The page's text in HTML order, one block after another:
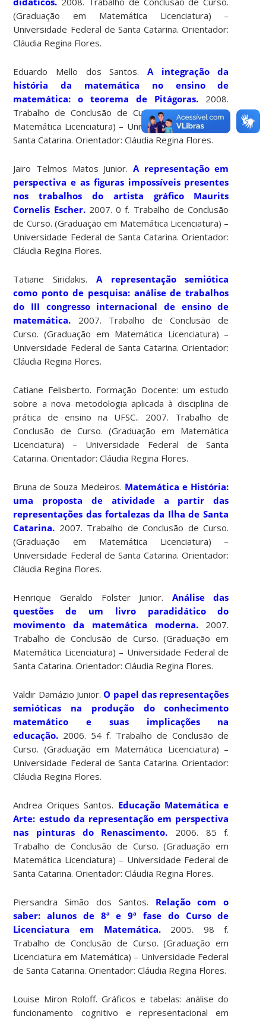
(Graduação em Matemática Licenciatura) –
Universidade Federal de Santa Catarina. Orientador:
Cláudia Regina Flores.
Eduardo Mello dos Santos. A integração da
história da matemática no ensino de
matemática: o teorema de Pitágoras. 2008.
Trabalho de Conclusão de Curso. (Graduação em
Matemática Licenciatura) – Universidade Federal de
Santa Catarina. Orientador: Cláudia Regina Flores.
Jairo Telmos Matos Junior. A representação em
perspectiva e as figuras impossíveis presentes
nos trabalhos do artista gráfico Maurits
Cornelis Escher.2007. 0 f. Trabalho de Conclusão
de Curso. (Graduação em Matemática Licenciatura) –
Universidade Federal de Santa Catarina. Orientador:
Cláudia Regina Flores.
Tatiane Siridakis. A representação semiótica
como ponto de pesquisa: análise de trabalhos
do III congresso internacional de ensino de
matemática. 2007. Trabalho de Conclusão de
Curso. (Graduação em Matemática Licenciatura) –
Universidade Federal de Santa Catarina. Orientador:
Cláudia Regina Flores.
Catiane Felisberto. Formação Docente: um estudo
sobre a nova metodologia aplicada à disciplina de
prática de ensino na UFSC.. 2007. Trabalho de
Conclusão de Curso. (Graduação em Matemática
Licenciatura) – Universidade Federal de Santa
Catarina. Orientador: Cláudia Regina Flores.
Bruna de Souza Medeiros. Matemática e História:
uma proposta de atividade a partir das
representações das fortalezas da Ilha de Santa
Catarina. 2007. Trabalho de Conclusão de Curso.
(Graduação em Matemática Licenciatura) –
Universidade Federal de Santa Catarina. Orientador:
Cláudia Regina Flores.
Henrique Geraldo Folster Junior. Análise das
questões de um livro paradidático do
movimento da matemática moderna.2007.
Trabalho de Conclusão de Curso. (Graduação em
Matemática Licenciatura) – Universidade Federal de
Santa Catarina. Orientador: Cláudia Regina Flores.
Valdir Damázio Junior.O papel das representações
semióticas na produção do conhecimento
matemático e suas implicações na
educação. 2006. 54 f. Trabalho de Conclusão de
Curso. (Graduação em Matemática Licenciatura) –
Universidade Federal de Santa Catarina. Orientador:
Cláudia Regina Flores.
Andrea Oriques Santos. Educação Matemática e
Arte: estudo da representação em perspectiva
nas pinturas do Renascimento. 2006. 85 f.
Trabalho de Conclusão de Curso. (Graduação em
Matemática Licenciatura) – Universidade Federal de
Santa Catarina. Orientador: Cláudia Regina Flores.
Piersandra Simão dos Santos. Relação com o
saber: alunos de 8ª e 9ª fase do Curso de
Licenciatura em Matemática.2005. 98 f.
Trabalho de Conclusão de Curso. (Graduação em
Licenciatura em Matemática) – Universidade Federal
de Santa Catarina. Orientador: Cláudia Regina Flores.
Louise Miron Roloff. Gráficos e tabelas: análise do
funcionamento cognitivo e representacional em